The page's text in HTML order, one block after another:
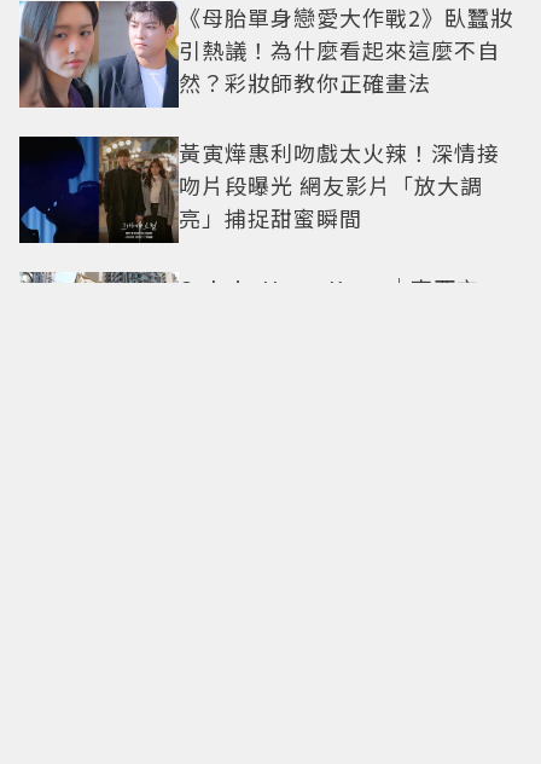
《母胎單身戀愛大作戰2》臥蠶妝
引熱議！為什麼看起來這麼不自
然？彩妝師教你正確畫法
黃寅燁惠利吻戲太火辣！深情接
吻片段曝光 網友影片「放大調
亮」捕捉甜蜜瞬間
Only in Hong Kong｜東西交